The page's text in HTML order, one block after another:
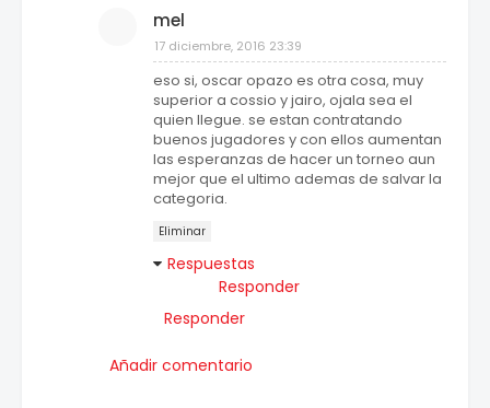
mel
17 diciembre, 2016 23:39
eso si, oscar opazo es otra cosa, muy
superior a cossio y jairo, ojala sea el
quien llegue. se estan contratando
buenos jugadores y con ellos aumentan
las esperanzas de hacer un torneo aun
mejor que el ultimo ademas de salvar la
categoria.
Eliminar
Respuestas
Responder
Responder
Añadir comentario